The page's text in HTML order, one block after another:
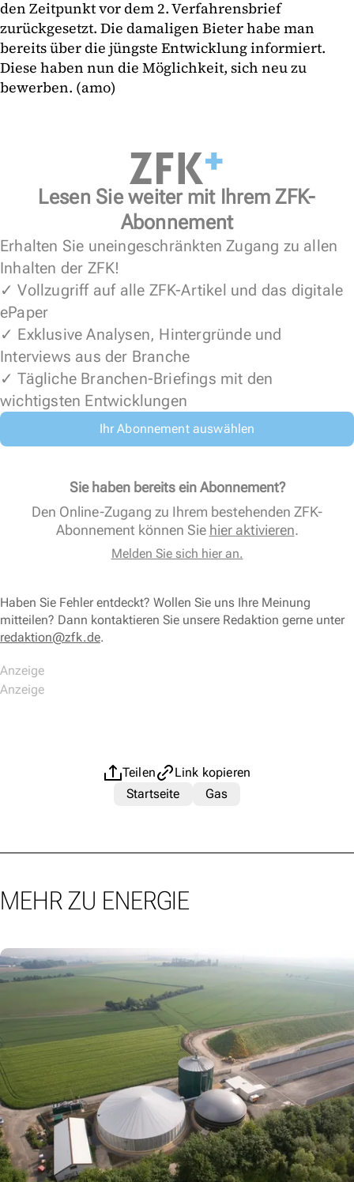
den Zeitpunkt vor dem 2. Verfahrensbrief
zurückgesetzt. Die damaligen Bieter habe man
bereits über die jüngste Entwicklung informiert.
Diese haben nun die Möglichkeit, sich neu zu
bewerben. (amo)
Lesen Sie weiter mit Ihrem ZFK-
Abonnement
Erhalten Sie uneingeschränkten Zugang zu allen
Inhalten der ZFK!
✓ Vollzugriff auf alle ZFK-Artikel und das digitale
ePaper
✓ Exklusive Analysen, Hintergründe und
Interviews aus der Branche
✓ Tägliche Branchen-Briefings mit den
wichtigsten Entwicklungen
Ihr Abonnement auswählen
Sie haben bereits ein Abonnement?
Den Online-Zugang zu Ihrem bestehenden ZFK-
Abonnement können Sie hier aktivieren.
Melden Sie sich hier an.
Haben Sie Fehler entdeckt? Wollen Sie uns Ihre Meinung
mitteilen? Dann kontaktieren Sie unsere Redaktion gerne unter
redaktion@zfk.de.
Teilen
Link kopieren
Startseite
Gas
MEHR ZU ENERGIE